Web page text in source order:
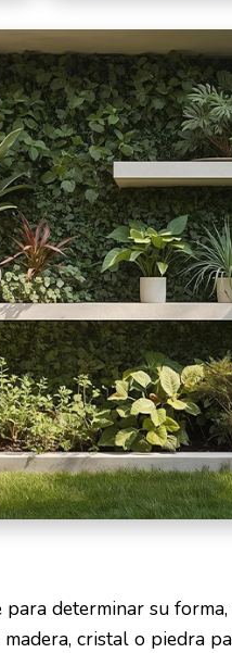
determinar su
cristal o piedra